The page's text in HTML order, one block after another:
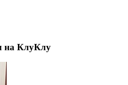
на КлуКлу